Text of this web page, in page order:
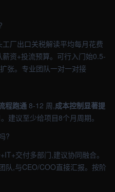
厂出口关税解读平均每月花费
资+投流预算。可行入门始0.5-
张。专业团队一对一对接
程跑通 8-12 周,成本控制显著提
建议至少给项目8个月周期。
?
交付多部门,建议协同融合。
队,与CEO/COO直接汇报。按阶